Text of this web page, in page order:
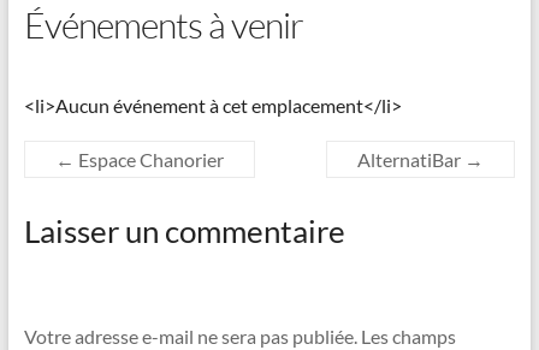
Événements à venir
<li>Aucun événement à cet emplacement</li>
← Espace Chanorier AlternatiBar →
Laisser un commentaire
Votre adresse e-mail ne sera pas publiée. Les champs